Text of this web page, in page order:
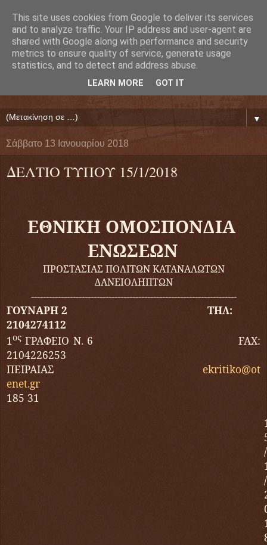
Ευάγγελος Κρητικός
ΠΡΟΕΔΡΟΣ ΕΘΝΙΚΗΣ ΟΜΟΣΠΟΝΔΙΑΣ ΔΑΝΕΙΟΛΗΠΤΩΝ
▼
Σάββατο 13 Ιανουαρίου 2018
ΔΕΛΤΙΟ ΤΥΠΟΥ 15/1/2018
ΕΘΝΙΚΗ ΟΜΟΣΠΟΝΔΙΑ
ΕΝΩΣΕΩΝ
ΠΡΟΣΤΑΣΙΑΣ ΠΟΛΙΤΩΝ ΚΑΤΑΝΑΛΩΤΩΝ
ΔΑΝΕΙΟΛΗΠΤΩΝ
---------------------------------------------------------------------
ΓΟΥΝΑΡΗ 2 ΤΗΛ:
2104274112
1ος ΓΡΑΦΕΙΟ Ν. 6 FAX:
2104226253
ΠΕΙΡΑΙΑΣ ekritiko@ot
enet.gr
185 31
/
/
This site uses cookies from Google to deliver its services
and to analyze traffic. Your IP address and user-agent are
shared with Google along with performance and security
metrics to ensure quality of service, generate usage
statistics, and to detect and address abuse.
LEARN MORE GOT IT